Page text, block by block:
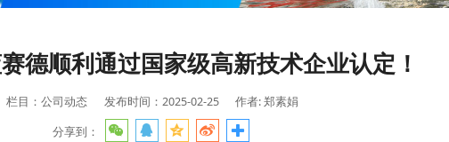
德顺利通过国家级高新技术企业认定！
栏目：公司动态 发布时间：2025-02-25 作者: 郑素娟
分享到：